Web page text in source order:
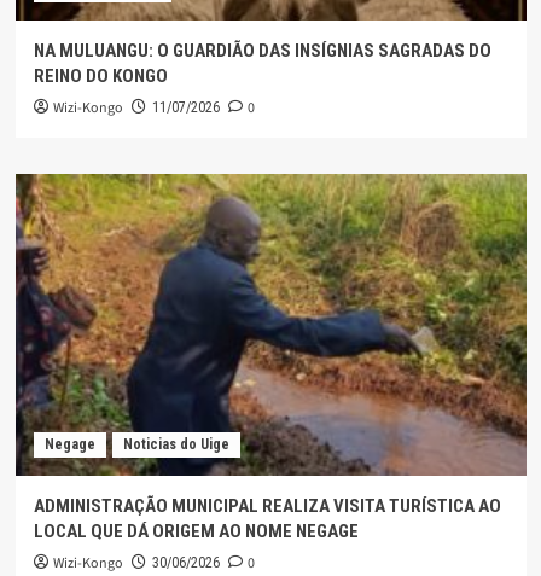
NA MULUANGU: O GUARDIÃO DAS INSÍGNIAS SAGRADAS DO
REINO DO KONGO
Wizi-Kongo 11/07/2026 0
Negage Noticias do Uige
ADMINISTRAÇÃO MUNICIPAL REALIZA VISITA TURÍSTICA AO
LOCAL QUE DÁ ORIGEM AO NOME NEGAGE
Wizi-Kongo 30/06/2026 0